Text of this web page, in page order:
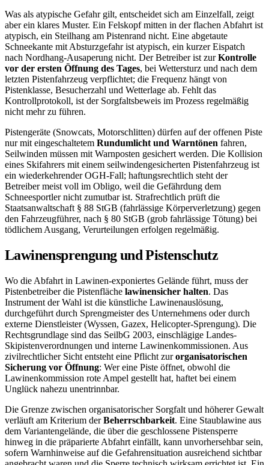
Was als atypische Gefahr gilt, entscheidet sich am Einzelfall, zeigt
aber ein klares Muster. Ein Felskopf mitten in der flachen Abfahrt ist
atypisch, ein Steilhang am Pistenrand nicht. Eine abgetaute
Schneekante mit Absturzgefahr ist atypisch, ein kurzer Eispatch
nach Nordhang-Ausaperung nicht. Der Betreiber ist zurKontrolle
vor der ersten Öffnung des Tages, bei Wettersturz und nach dem
letzten Pistenfahrzeug verpflichtet; die Frequenz hängt von
Pistenklasse, Besucherzahl und Wetterlage ab. Fehlt das
Kontrollprotokoll, ist der Sorgfaltsbeweis im Prozess regelmäßig
nicht mehr zu führen.
Pistengeräte (Snowcats, Motorschlitten) dürfen auf der offenen Piste
nur mit eingeschaltetem Rundumlicht und Warntönen fahren,
Seilwinden müssen mit Warnposten gesichert werden. Die Kollision
eines Skifahrers mit einem seilwindengesicherten Pistenfahrzeug ist
ein wiederkehrender OGH-Fall; haftungsrechtlich steht der
Betreiber meist voll im Obligo, weil die Gefährdung dem
Schneesportler nicht zumutbar ist. Strafrechtlich prüft die
Staatsanwaltschaft § 88 StGB (fahrlässige Körperverletzung) gegen
den Fahrzeugführer, nach § 80 StGB (grob fahrlässige Tötung) bei
tödlichem Ausgang, Verurteilungen erfolgen regelmäßig.
Lawinensprengung und Pistenschutz
Wo die Abfahrt in Lawinen-exponiertes Gelände führt, muss der
Pistenbetreiber die Pistenfläche lawinensicher halten. Das
Instrument der Wahl ist die künstliche Lawinenauslösung,
durchgeführt durch Sprengmeister des Unternehmens oder durch
externe Dienstleister (Wyssen, Gazex, Helicopter-Sprengung). Die
Rechtsgrundlage sind das SeilbG 2003, einschlägige Landes-
Skipistenverordnungen und interne Lawinenkommissionen. Aus
zivilrechtlicher Sicht entsteht eine Pflicht zurorganisatorischen
Sicherung vor Öffnung: Wer eine Piste öffnet, obwohl die
Lawinenkommission rote Ampel gestellt hat, haftet bei einem
Unglück nahezu unentrinnbar.
Die Grenze zwischen organisatorischer Sorgfalt und höherer Gewalt
verläuft am Kriterium derBeherrschbarkeit. Eine Staublawine aus
dem Variantengelände, die über die geschlossene Pistensperre
hinweg in die präparierte Abfahrt einfällt, kann unvorhersehbar sein,
sofern Warnhinweise auf die Gefahrensituation ausreichend sichtbar